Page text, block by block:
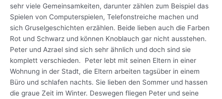
sehr viele Gemeinsamkeiten, darunter zählen zum Beispiel das
Spielen von Computerspielen, Telefonstreiche machen und
sich Gruselgeschichten erzählen. Beide lieben auch die Farben
Rot und Schwarz und können Knoblauch gar nicht ausstehen.
Peter und Azrael sind sich sehr ähnlich und doch sind sie
komplett verschieden. Peter lebt mit seinen Eltern in einer
Wohnung in der Stadt, die Eltern arbeiten tagsüber in einem
Büro und schlafen nachts. Sie lieben den Sommer und hassen
die graue Zeit im Winter. Deswegen fliegen Peter und seine